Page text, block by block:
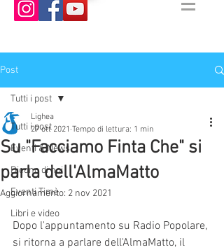
Post
Tutti i post
Eventi & News
Dicono di noi
Eventi Timè
Libri e video
Tutti i post
Su "Facciamo Finta Che" si
parla dell'AlmaMatto
Lighea
27 ott 2021 Tempo di lettura: 1 min
Aggiornamento: 2 nov 2021
Dopo l'appuntamento su Radio Popolare,
si ritorna a parlare dell'AlmaMatto, il